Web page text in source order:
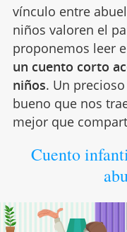
vínculo entre
niños valoren el
proponemos leer
un cuento corto
niños. Un precioso
bueno que nos
mejor que
Cuento